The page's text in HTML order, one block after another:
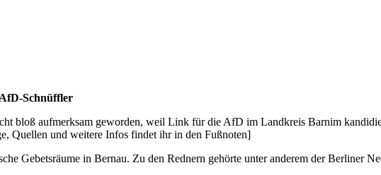
Schnüffler
bloß aufmerksam geworden, weil Link für die AfD im Landkreis Barnim
Quellen und weitere Infos findet ihr in den Fußnoten]
Gebetsräume in Bernau. Zu den Rednern gehörte unter anderem der Berliner